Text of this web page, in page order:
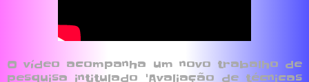
O vídeo acompanha um novo trabalho de
pesquisa intitulado 'Avaliação de técnicas